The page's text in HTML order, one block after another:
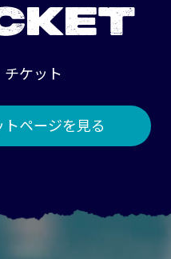
チケット
トページを見る